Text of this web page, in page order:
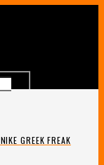
GREEK FREAK